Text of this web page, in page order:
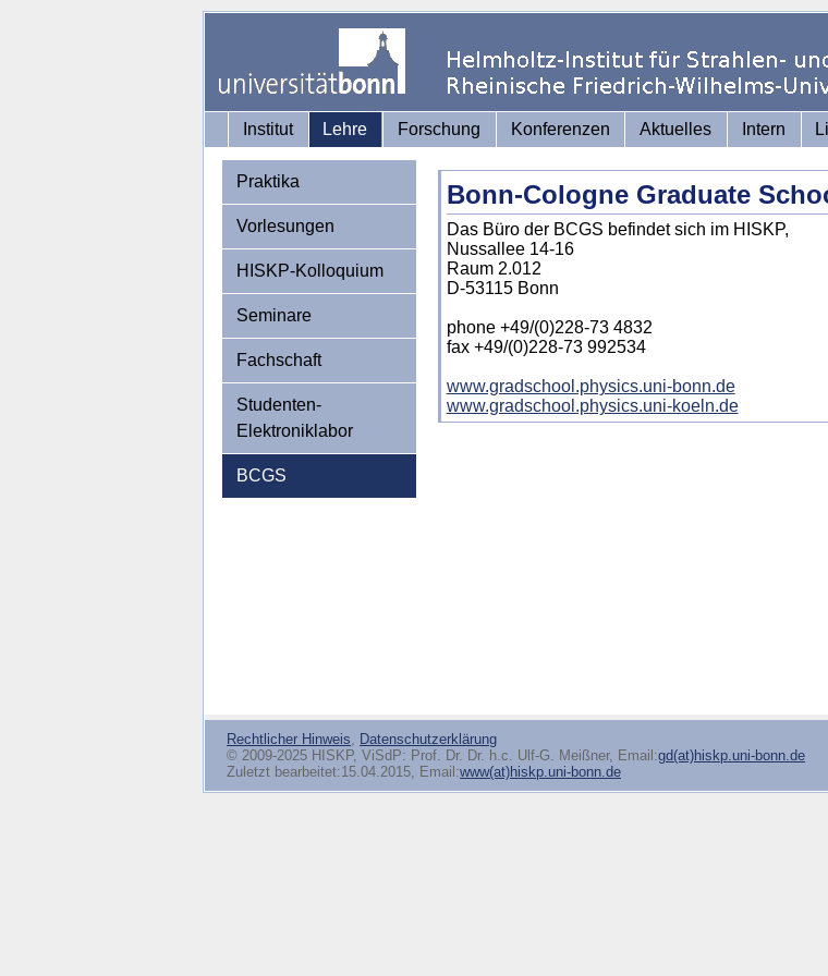
Institut Lehre Forschung Konferenzen Aktuelles Intern
Praktika
Vorlesungen
HISKP-Kolloquium
Seminare
Fachschaft
Studenten-
Elektroniklabor
BCGS
Bonn-Cologne Graduate
Das Büro der BCGS befindet sich im HISKP,
Nussallee 14-16
Raum 2.012
D-53115 Bonn
phone +49/(0)228-73 4832
fax +49/(0)228-73 992534
www.gradschool.physics.uni-bonn.de
www.gradschool.physics.uni-koeln.de
Rechtlicher Hinweis, Datenschutzerklärung
© 2009-2025 HISKP, ViSdP: Prof. Dr. Dr. h.c. Ulf-G. Meißner, Email:gd(at)hiskp.uni-bonn.de
Zuletzt bearbeitet:15.04.2015, Email:www(at)hiskp.uni-bonn.de